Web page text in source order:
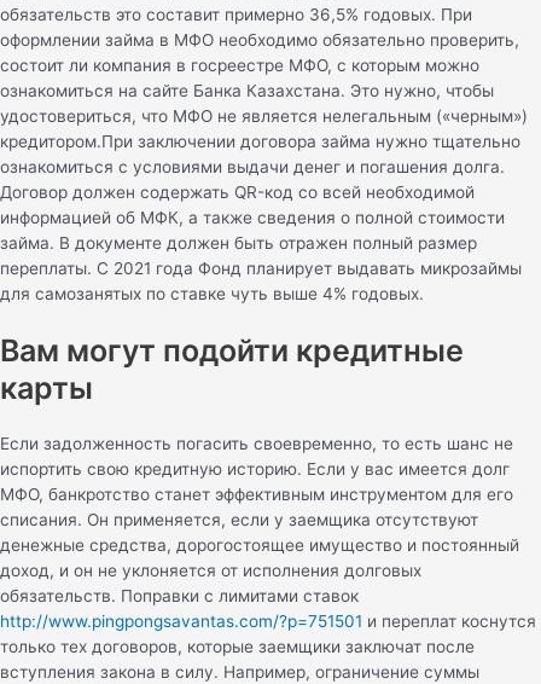
обязательств это составит примерно 36,5% годовых. При
оформлении займа в МФО необходимо обязательно проверить,
состоит ли компания в госреестре МФО, с которым можно
ознакомиться на сайте Банка Казахстана. Это нужно, чтобы
удостовериться, что МФО не является нелегальным («черным»)
кредитором.При заключении договора займа нужно тщательно
ознакомиться с условиями выдачи денег и погашения долга.
Договор должен содержать QR-код со всей необходимой
информацией об МФК, а также сведения о полной стоимости
займа. В документе должен быть отражен полный размер
переплаты. С 2021 года Фонд планирует выдавать микрозаймы
для самозанятых по ставке чуть выше 4% годовых.
Вам могут подойти кредитные
карты
Если задолженность погасить своевременно, то есть шанс не
испортить свою кредитную историю. Если у вас имеется долг
МФО, банкротство станет эффективным инструментом для его
списания. Он применяется, если у заемщика отсутствуют
денежные средства, дорогостоящее имущество и постоянный
доход, и он не уклоняется от исполнения долговых
обязательств. Поправки с лимитами ставок
http://www.pingpongsavantas.com/?p=751501 и переплат коснутся
только тех договоров, которые заемщики заключат после
вступления закона в силу. Например, ограничение суммы